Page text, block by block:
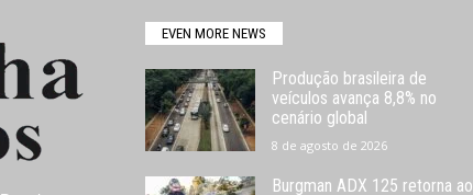
EVEN MORE NEWS
Produção brasileira de
veículos avança 8,8% no
cenário global
8 de agosto de 2026
Burgman ADX 125 retorna ao